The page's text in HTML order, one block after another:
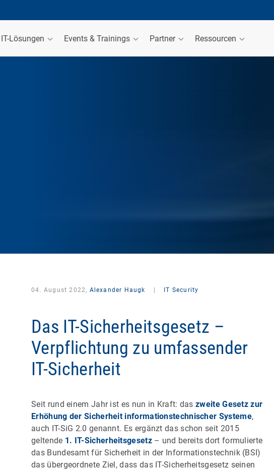
IT-Lösungen Events & Trainings Partner Ressourcen
04. August 2022, Alexander Haugk IT Security
Das IT-Sicherheitsgesetz –
Verpflichtung zu umfassender
IT-Sicherheit
Seit rund einem Jahr ist es nun in Kraft: daszweite Gesetz zur
Erhöhung der Sicherheit informationstechnischer Systeme,
auch IT-SiG 2.0 genannt. Es ergänzt das schon seit 2015
geltende 1. IT-Sicherheitsgesetz– und bereits dort formulierte
das Bundesamt für Sicherheit in der Informationstechnik (BSI)
das übergeordnete Ziel, dass das IT-Sicherheitsgesetz seinen